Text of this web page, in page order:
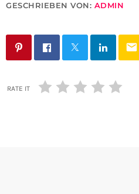
GESCHRIEBEN VON: ADMIN
email
RATE IT